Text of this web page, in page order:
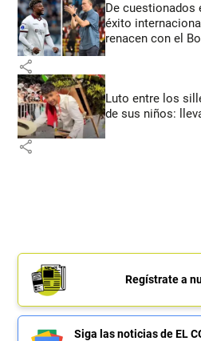
De cuestionados
éxito
renacen con el
share
Luto entre los
de sus niños:
share
Regístrate a
Siga las noticias de EL